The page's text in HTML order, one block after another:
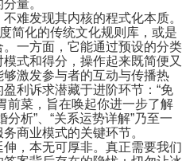
量。
难发现其内核的程式化本质。
简化的传统文化规则库，或是
一方面，它能通过预设的分类
式和得分，操作起来既简便又
激发参与者的互动与传播热
利诉求潜藏于进阶环节：“免
前菜，旨在唤起你进一步了解
析”、“关系运势详解”乃至一
商业模式的关键环节。
，本无可厚非。真正需要我们